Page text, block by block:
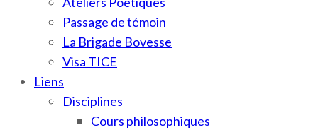
Passage de témoin
La Brigade Bovesse
Visa TICE
Liens
Disciplines
Cours philosophiques